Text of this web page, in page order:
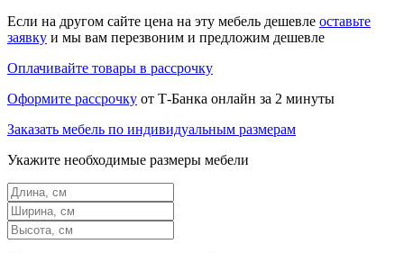
Если на другом сайте цена на эту мебель дешевле оставьте
заявку и мы вам перезвоним и предложим дешевле
Оплачивайте товары в рассрочку
Оформите рассрочку от Т-Банка онлайн за 2 минуты
Заказать мебель по индивидуальным размерам
Укажите необходимые размеры мебели